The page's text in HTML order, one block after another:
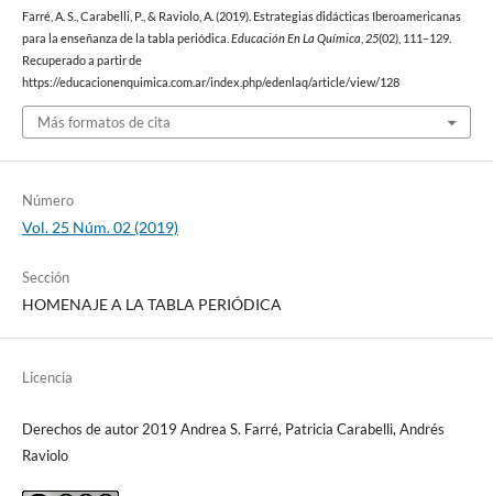
Farré, A. S., Carabelli, P., & Raviolo, A. (2019). Estrategias didácticas Iberoamericanas
para la enseñanza de la tabla periódica. Educación En La Química 25(02), 111–129.
Recuperado a partir de
https://educacionenquimica.com.ar/index.php/edenlaq/article/view/128
Más formatos de cita
Número
Vol. 25 Núm. 02 (2019)
Sección
HOMENAJE A LA TABLA PERIÓDICA
Licencia
Derechos de autor 2019 Andrea S. Farré, Patricia Carabelli, Andrés
Raviolo